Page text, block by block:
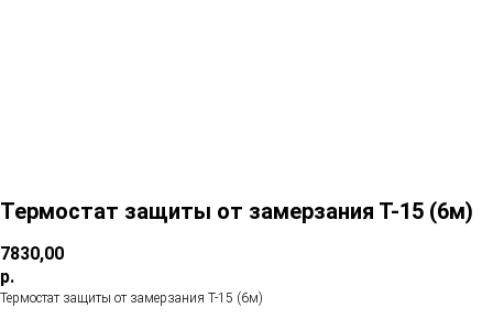
Термостат защиты от замерзания Т-15 (6м)
7830,00
р.
Термостат защиты от замерзания Т-15 (6м)